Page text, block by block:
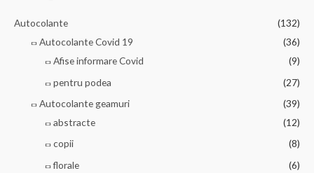
Autocolante
(132)
Autocolante Covid 19
(36)
Afise informare Covid
(9)
pentru podea
(27)
Autocolante geamuri
(39)
abstracte
(12)
copii
(8)
florale
(6)